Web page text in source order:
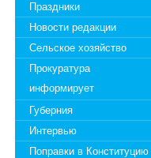
Праздники
Новости редакции
Сельское хозяйство
Прокуратура
информирует
Губерния
Интервью
Поправки в Конституцию